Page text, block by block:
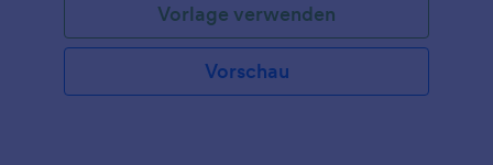
Vorlage verwenden
Vorschau